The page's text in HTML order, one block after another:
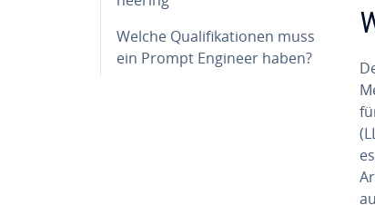
Welche Qua­li­fi­ka­tio­nen muss
ein Prompt Engineer haben?